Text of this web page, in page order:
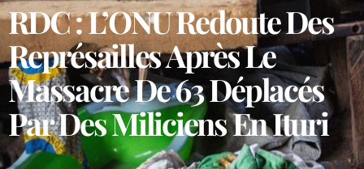
RDC : L’ONU Redoute Des
Représailles Après Le
Massacre De 63 Déplacés
Par Des Miliciens En Ituri